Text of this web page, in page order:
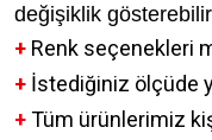
değişiklik
+ Renk seçenekleri
+ İstediğiniz ölçüde
+Tüm ürünlerimiz